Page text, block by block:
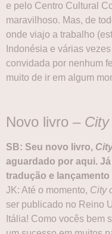
e pelo Centro Cultural
maravilhoso. Mas, de
onde viajo a trabalho
Indonésia e várias
convidada por nenhum
muito de ir em algum
Novo livro –
SB: Seu novo livro,
aguardado por aqui.
tradução e
JK: Até o momento, City
ser publicado no Reino
Itália! Como vocês bem